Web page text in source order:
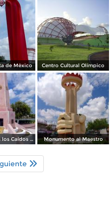
de Mèxico Centro Cultural Olímpico
Monumento a los Caídos en la defensa de la Patria Monumento al Maestro